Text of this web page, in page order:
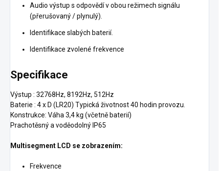
Audio výstup s odpovědí v obou režimech signálu
(přerušovaný / plynulý).
Identifikace slabých baterií.
Identifikace zvolené frekvence
Specifikace
Výstup : 32768Hz, 8192Hz, 512Hz
Baterie : 4 x D (LR20) Typická životnost 40 hodin provozu.
Konstrukce: Váha 3,4 kg (včetně baterií)
Prachotěsný a voděodolný IP65
Multisegment LCD se zobrazením:
Frekvence